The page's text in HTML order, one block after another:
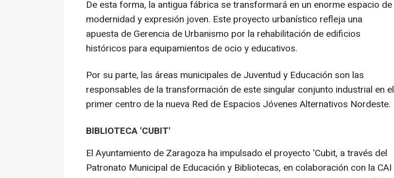
De esta forma, la antigua fábrica se transformará en un enorme espacio de
modernidad y expresión joven. Este proyecto urbanístico refleja una
apuesta de Gerencia de Urbanismo por la rehabilitación de edificios
históricos para equipamientos de ocio y educativos.
Por su parte, las áreas municipales de Juventud y Educación son las
responsables de la transformación de este singular conjunto industrial en el
primer centro de la nueva Red de Espacios Jóvenes Alternativos Nordeste.
BIBLIOTECA 'CUBIT'
El Ayuntamiento de Zaragoza ha impulsado el proyecto 'Cubit, a través del
Patronato Municipal de Educación y Bibliotecas, en colaboración con la CAI